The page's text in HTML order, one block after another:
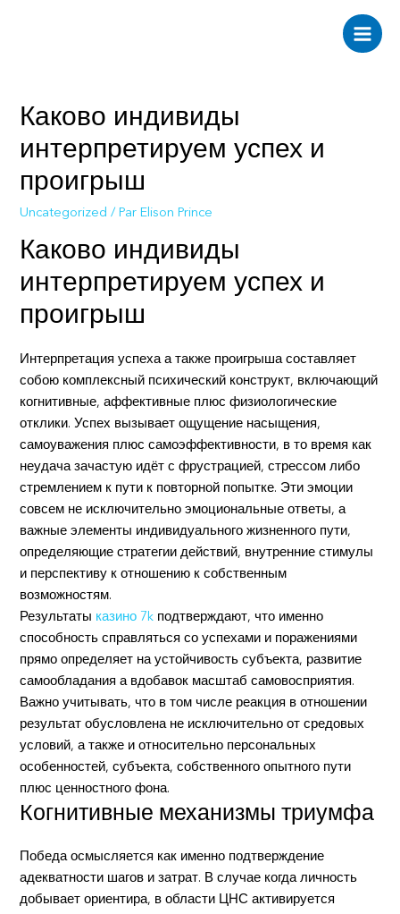
Main
Каково индивиды
интерпретируем успех и
проигрыш
Uncategorized / Par Elison Prince
Каково индивиды
интерпретируем успех и
проигрыш
Интерпретация успеха а также проигрыша составляет
собою комплексный психический конструкт, включающий
когнитивные, аффективные плюс физиологические
отклики. Успех вызывает ощущение насыщения,
самоуважения плюс самоэффективности, в то время как
неудача зачастую идёт с фрустрацией, стрессом либо
стремлением к пути к повторной попытке. Эти эмоции
совсем не исключительно эмоциональные ответы, а
важные элементы индивидуального жизненного пути,
определяющие стратегии действий, внутренние стимулы
и перспективу к отношению к собственным
возможностям.
Результаты казино 7k подтверждают, что именно
способность справляться со успехами и поражениями
прямо определяет на устойчивость субъекта, развитие
самообладания а вдобавок масштаб самовосприятия.
Важно учитывать, что в том числе реакция в отношении
результат обусловлена не исключительно от средовых
условий, а также и относительно персональных
особенностей, субъекта, собственного опытного пути
плюс ценностного фона.
Когнитивные механизмы триумфа
Победа осмысляется как именно подтверждение
адекватности шагов и затрат. В случае когда личность
добывает ориентира, в области ЦНС активируется